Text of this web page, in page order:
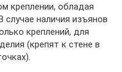
креплении, обладая
наличия изъянов
креплений, для
(крепят к стене в